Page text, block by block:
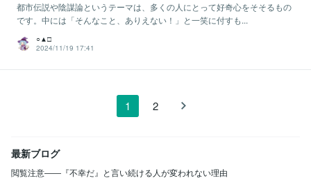
都市伝説や陰謀論というテーマは、多くの人にとって好奇心をそそるもの
です。中には「そんなこと、ありえない！」と一笑に付すも...
○▲□
2024/11/19 17:41
1 2
最新ブログ
閲覧注意――『不幸だ』と言い続ける人が変われない理由